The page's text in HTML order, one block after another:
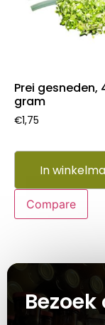
Prei gesneden,
gram
€1,75
In
Compare